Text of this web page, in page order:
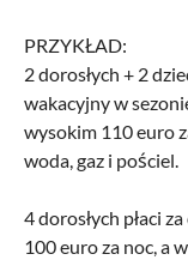
PRZYKŁAD:
2 dorosłych + 2
wakacyjny w
wysokim 110 euro
woda, gaz i pościel.
4 dorosłych płaci
100 euro za noc, a